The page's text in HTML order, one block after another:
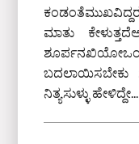
ಮಾತು
ಬದಲಾಯಿಸಬೇಕು
ನಿತ್ಯಸುಳ್ಳು ಹೇಳಿದ್ದೇ...